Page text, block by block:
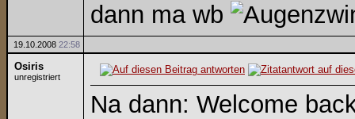
dann ma wb
19.10.2008 22:58
Osiris
unregistriert
Na dann: Welcome